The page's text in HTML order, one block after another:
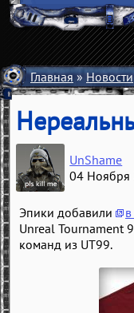
Главная»Новости
UnShame
04 Ноября
Эпики добавили
Unreal Tournament
команд из UT99.